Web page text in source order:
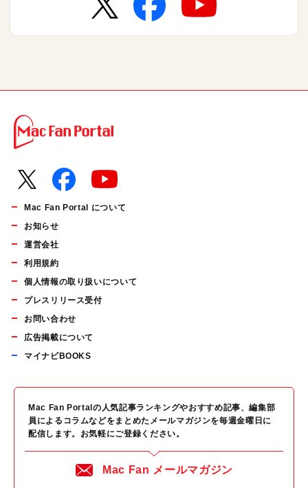
Mac Fan Portal について
お知らせ
運営会社
利用規約
個人情報の取り扱いについて
プレスリリース受付
お問い合わせ
広告掲載について
マイナビBOOKS
Mac Fan Portalの人気記事ランキングやおすすめ記事、編集部
員によるコラムなどをまとめたメールマガジンを毎週金曜日に
配信します。お気軽にご登録ください。
Mac Fan メールマガジン